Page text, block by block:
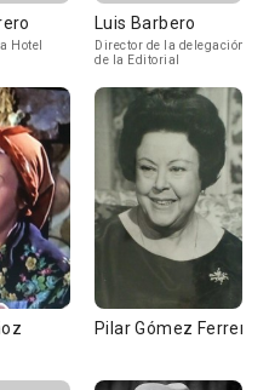
Hotel
Luis Barbero
Director de la delegación
de la Editorial
Pilar Gómez Ferrer